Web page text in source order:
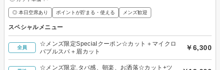
◎ 本日空席あり ポイントが貯まる・使える メンズ歓迎
スペシャルメニュー
全員
☆メンズ限定Specialクーポン☆カット＋マイクロ
バブルスパ＋眉カット
￥6,300
☆メンズ限定.タバ感、朝楽、お洒落☆カット+ツ